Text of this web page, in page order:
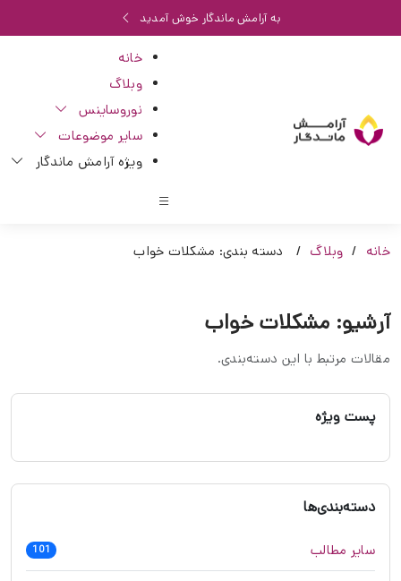
به آرامش ماندگار خوش آمدید
خانه
وبلاگ
نوروساینس
سایر موضوعات
ویژه آرامش ماندگار
خانه وبلاگ دسته بندی: مشکلات خواب
آرشیو: مشکلات خواب
مقالات مرتبط با این دسته‌بندی.
پست ویژه
دسته‌بندی‌ها
سایر مطالب 101